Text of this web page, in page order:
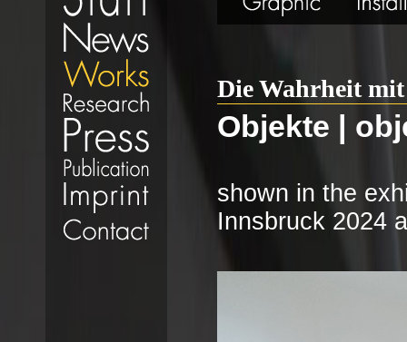
Die Wahrheit
Objekte |
shown in the
Innsbruck 2024